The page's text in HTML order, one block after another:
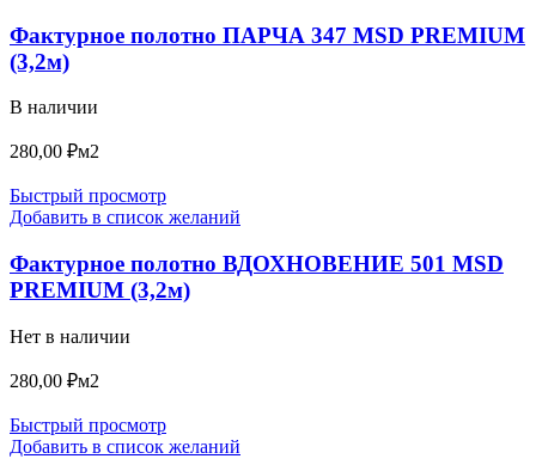
Фактурное полотно ПАРЧА 347 MSD PREMIUM
(3,2м)
В наличии
280,00 ₽м2
Быстрый просмотр
Добавить в список желаний
Фактурное полотно ВДОХНОВЕНИЕ 501 MSD
PREMIUM (3,2м)
Нет в наличии
280,00 ₽м2
Быстрый просмотр
Добавить в список желаний